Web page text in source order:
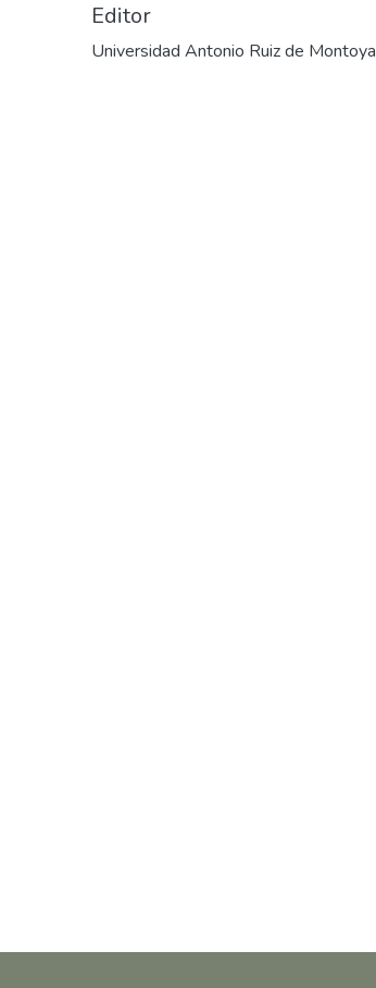
Editor
Universidad Antonio Ruiz de Montoya